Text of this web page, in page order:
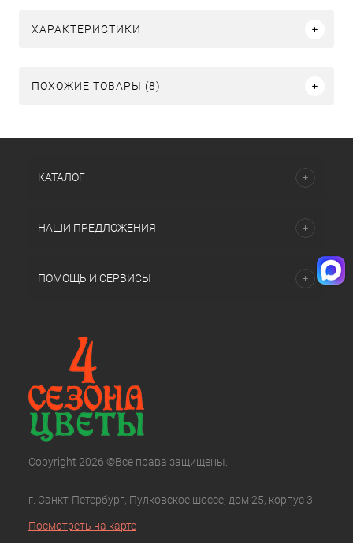
ХАРАКТЕРИСТИКИ
ПОХОЖИЕ ТОВАРЫ (8)
КАТАЛОГ
НАШИ ПРЕДЛОЖЕНИЯ
ПОМОЩЬ И СЕРВИСЫ
Copyright 2026 ©Все права защищены.
г. Санкт-Петербург, Пулковское шоссе, дом 25, корпус 3
Посмотреть на карте